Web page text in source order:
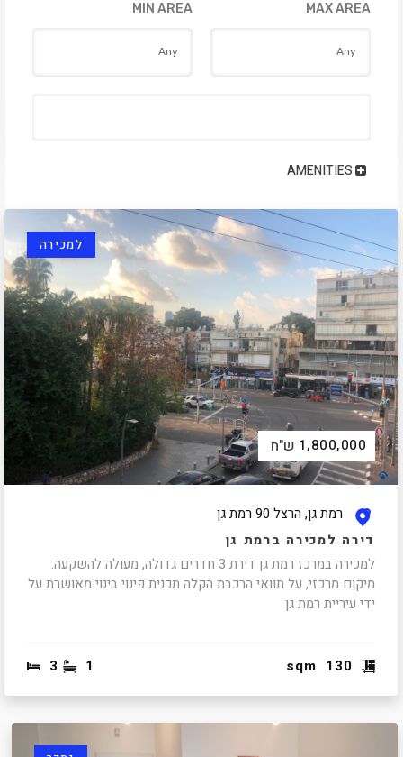
MIN AREA MAX AREA
למכירה
1,800,000 ש"ח
רמת גן, הרצל 90 רמת גן
דירה למכירה ברמת גן
למכירה במרכז רמת גן דירת 3 חדרים גדולה, מעולה להשקעה.
מיקום מרכזי, על תוואי הרכבת הקלה תכנית פינוי בינוי מאושרת על
ידי עיריית רמת גן
sqm 130
3 1